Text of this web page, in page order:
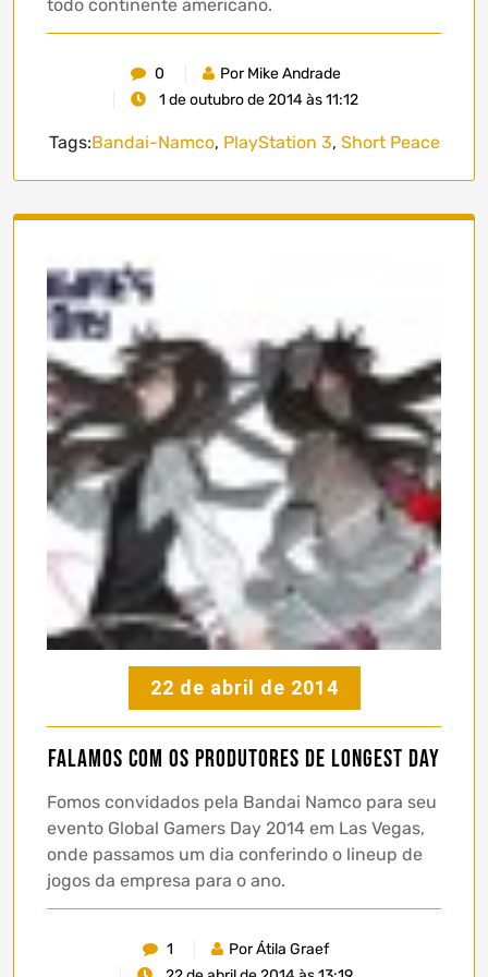
todo continente americano.
0
Por Mike Andrade
1 de outubro de 2014 às 11:12
Tags:Bandai-Namco, PlayStation 3, Short Peace
22 de abril de 2014
Falamos com os produtores de Longest Day
Fomos convidados pela Bandai Namco para seu
evento Global Gamers Day 2014 em Las Vegas,
onde passamos um dia conferindo o lineup de
jogos da empresa para o ano.
1
Por Átila Graef